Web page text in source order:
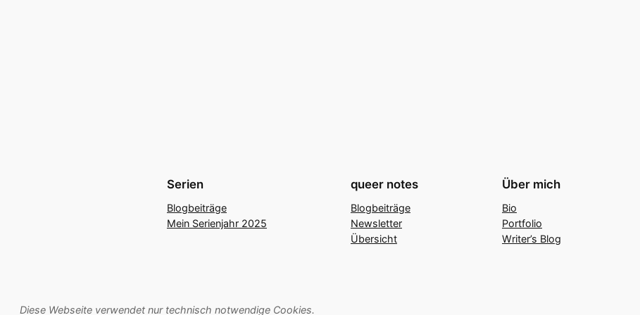
Serien
Blogbeiträge
Mein Serienjahr 2025
queer notes
Blogbeiträge
Newsletter
Übersicht
Über mich
Bio
Portfolio
Writer’s Blog
Diese Webseite verwendet nur technisch notwendige Cookies.